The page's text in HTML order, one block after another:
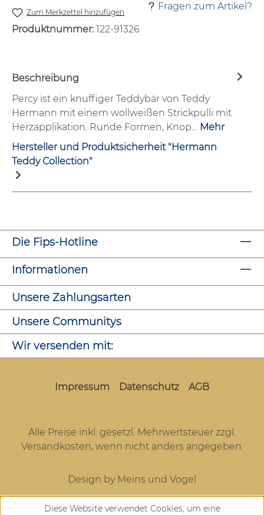
Zum Merkzettel hinzufügen
Fragen zum Artikel?
Produktnummer: 122-91326
Beschreibung
Percy ist ein knuffiger Teddybär von Teddy
Hermann mit einem wollweißen Strickpulli mit
Herzapplikation. Runde Formen, Knop… Mehr
Hersteller und Produktsicherheit "Hermann
Teddy Collection"
Die Fips-Hotline
Informationen
Unsere Zahlungsarten
Unsere Communitys
Wir versenden mit:
Impressum Datenschutz AGB
Alle Preise inkl. gesetzl. Mehrwertsteuer zzgl.
Versandkosten, wenn nicht anders angegeben.
Design by Meins und Vogel
Diese Website verwendet Cookies, um eine